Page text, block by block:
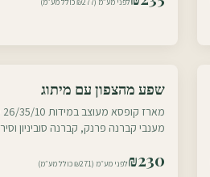
עוטף צפון
שפע מהצפון עם מיתוג
₪230 לפני מע״מ (₪271 כולל מע״מ)